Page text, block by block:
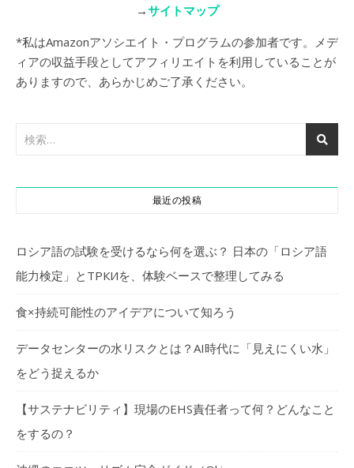
→サイトマップ
*私はAmazonアソシエイト・プログラムの参加者です。メデ
ィアの収益手段としてアフィリエイトを利用していることが
ありますので、あらかじめご了承ください。
最近の投稿
ロシア語の試験を受けるなら何を選ぶ？ 日本の「ロシア語
能力検定」とТРКИを、体験ベースで整理してみる
食×持続可能性のアイデアについて知ろう
データセンターの水リスクとは？AI時代に「見えにくい水」
をどう捉えるか
【サステナビリティ】現場のEHS責任者って何？どんなこと
をするの？